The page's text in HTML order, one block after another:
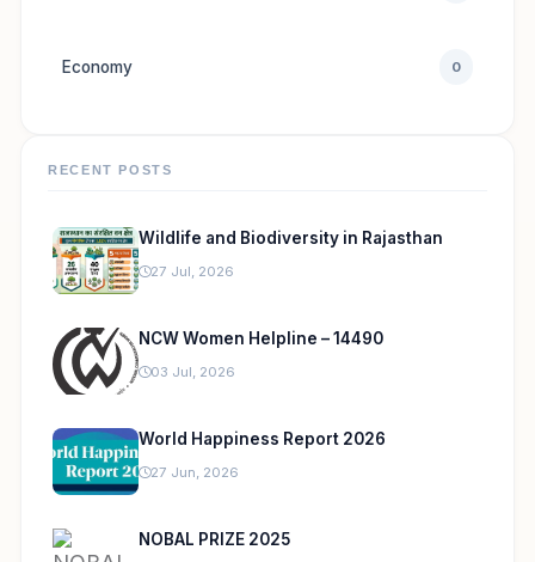
Economy 0
RECENT POSTS
Wildlife and Biodiversity in Rajasthan
27 Jul, 2026
NCW Women Helpline – 14490
03 Jul, 2026
World Happiness Report 2026
27 Jun, 2026
NOBAL PRIZE 2025